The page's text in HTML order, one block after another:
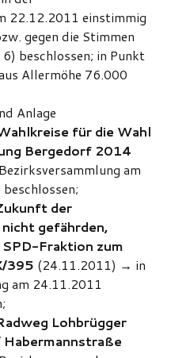
22.12.2011 einstimmig
gegen die Stimmen
beschlossen; in Punkt
Allermöhe 76.000
Anlage
für die Wahl
Bergedorf 2014
am
der
gefährden,
Fraktion zum
395 (24.11.2011) → in
am 24.11.2011
Lohbrügger